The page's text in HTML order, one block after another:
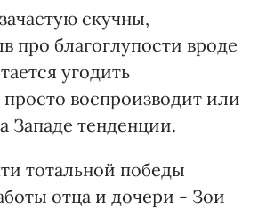
скучны,
про благоглупости вроде
угодить
воспроизводит или
Западе тенденции.
тотальной победы
отца и дочери - Зои